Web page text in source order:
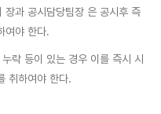
장과 공시담당팀장 은 공시후 즉
여야 한다.
락 등이 있는 경우 이를 즉시 시
취하여야 한다.